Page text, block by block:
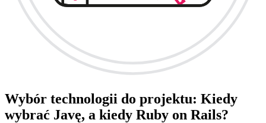
Wybór technologii do projektu: Kiedy
wybrać Javę, a kiedy Ruby on Rails?